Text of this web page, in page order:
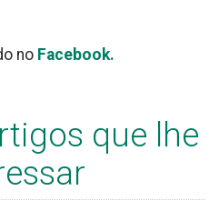
no Facebook.
que lhe